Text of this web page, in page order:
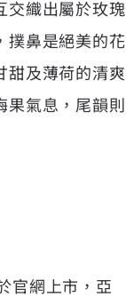
交織出屬於玫瑰
撲鼻是絕美的花
甜及薄荷的清爽
果氣息，尾韻則
官網上市，亞